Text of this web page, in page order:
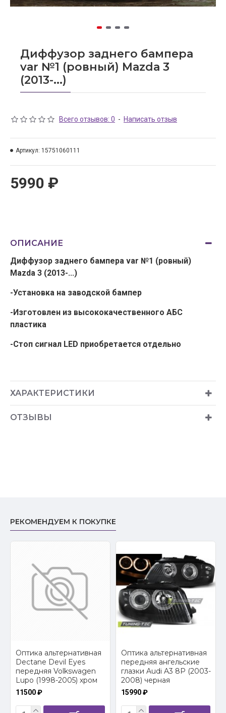
Диффузор заднего бампера
var №1 (ровный) Mazda 3
(2013-...)
Всего отзывов: 0 - Написать отзыв
5990 ₽
Артикул: 15751060111
ОПИСАНИЕ
Диффузор заднего бампера var №1 (ровный)
Mazda 3 (2013-...)
-Установка на заводской бампер
-Изготовлен из высококачественного АБС
пластика
-Стоп сигнал LED приобретается отдельно
ХАРАКТЕРИСТИКИ
ОТЗЫВЫ
РЕКОМЕНДУЕМ К ПОКУПКЕ
Оптика альтернативная
Dectane Devil Eyes
передняя Volkswagen
Lupo (1998-2005) хром
11500 ₽
Оптика альтернативная
передняя ангельские
глазки Audi A3 8P (2003-
2008) черная
15990 ₽